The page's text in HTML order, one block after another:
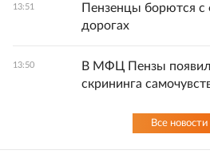
13:51
Пензенцы борются с
дорогах
13:50
В МФЦ Пензы
скрининга
Все новости